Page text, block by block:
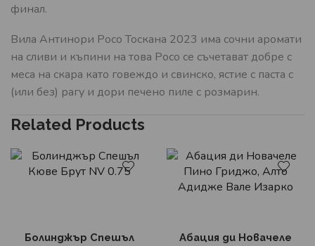
финал.
Вила Антинори Росо Тоскана 2023 има сочни аромати
на сливи и къпини на това Росо се съчетават добре с
меса на скара като говеждо и свинско, ястие с паста с
(или без) рагу и дори печено пиле с розмарин.
Related Products
Болинджър Спешъл
Абация ди Новачеле